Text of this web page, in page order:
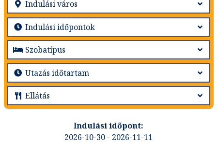
2026-10-30 - 2026-11-11